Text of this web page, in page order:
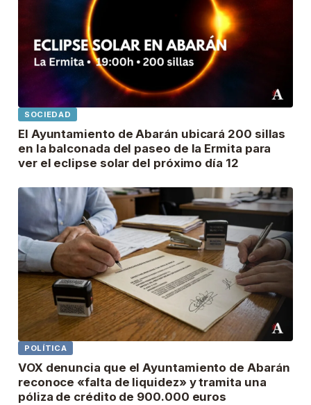
SOCIEDAD
El Ayuntamiento de Abarán ubicará 200 sillas
en la balconada del paseo de la Ermita para
ver el eclipse solar del próximo día 12
POLÍTICA
VOX denuncia que el Ayuntamiento de Abarán
reconoce «falta de liquidez» y tramita una
póliza de crédito de 900.000 euros